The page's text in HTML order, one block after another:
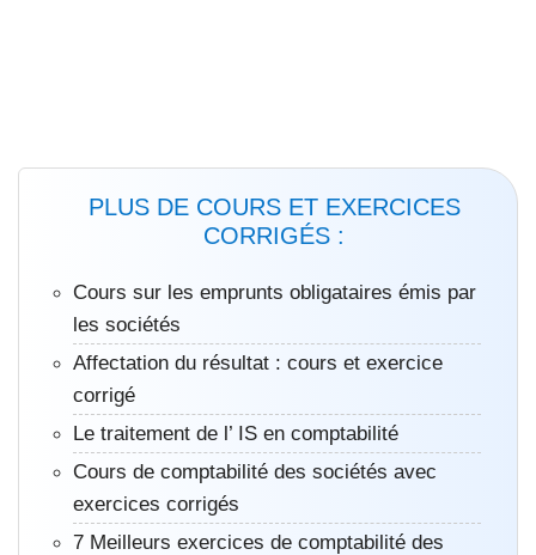
PLUS DE COURS ET EXERCICES
CORRIGÉS :
Cours sur les emprunts obligataires émis par
les sociétés
Affectation du résultat : cours et exercice
corrigé
Le traitement de l’ IS en comptabilité
Cours de comptabilité des sociétés avec
exercices corrigés
7 Meilleurs exercices de comptabilité des